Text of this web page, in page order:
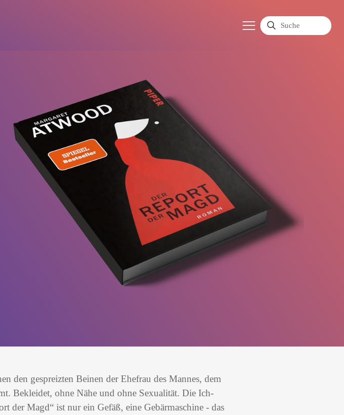
den gespreizten Beinen der Ehefrau des Mannes, dem
Bekleidet, ohne Nähe und ohne Sexualität. Die Ich-
der Magd“ ist nur ein Gefäß, eine Gebärmaschine - das